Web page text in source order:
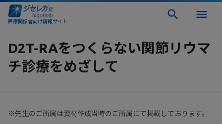
医療関係者向け情報サイト
D2T-RAをつくらない関節リウマ
チ診療をめざして
※先生のご所属は資材作成当時のご所属にて掲載しております。